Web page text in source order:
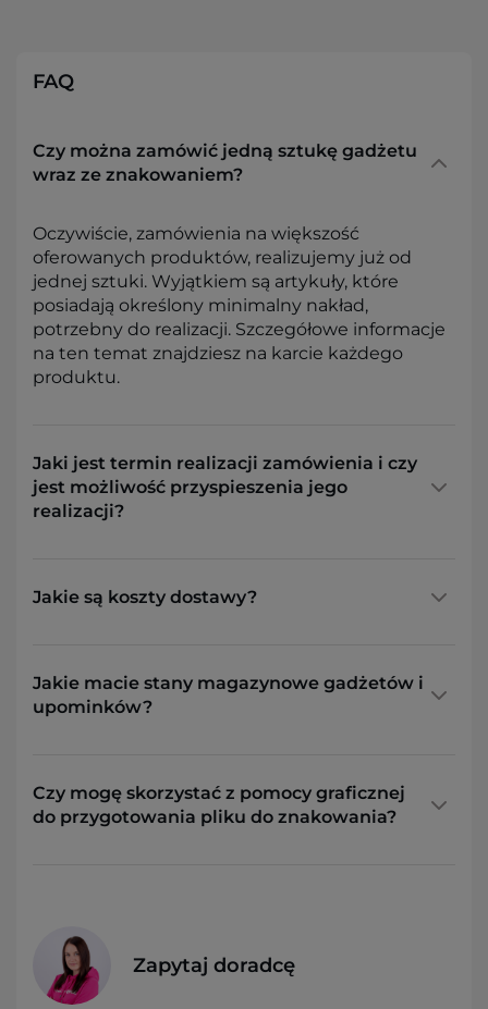
FAQ
Czy można zamówić jedną sztukę gadżetu
wraz ze znakowaniem?
Oczywiście, zamówienia na większość
oferowanych produktów, realizujemy już od
jednej sztuki. Wyjątkiem są artykuły, które
posiadają określony minimalny nakład,
potrzebny do realizacji. Szczegółowe informacje
na ten temat znajdziesz na karcie każdego
produktu.
Jaki jest termin realizacji zamówienia i czy
jest możliwość przyspieszenia jego
realizacji?
Jakie są koszty dostawy?
Jakie macie stany magazynowe gadżetów i
upominków?
Czy mogę skorzystać z pomocy graficznej
do przygotowania pliku do znakowania?
Zapytaj doradcę